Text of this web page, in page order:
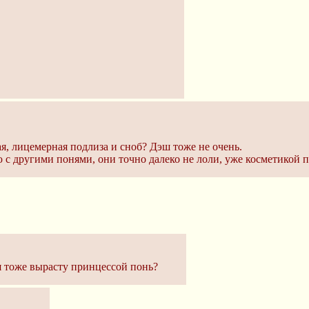
лицемерная подлиза и сноб? Дэш тоже не очень.
другими понями, они точно далеко не лоли, уже косметикой
вырасту принцессой понь?